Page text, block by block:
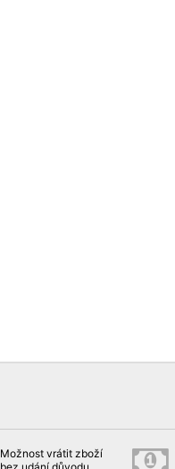
Možnost vrátit zboží